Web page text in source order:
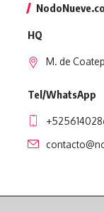
HQ
M. de
Tel/WhatsApp